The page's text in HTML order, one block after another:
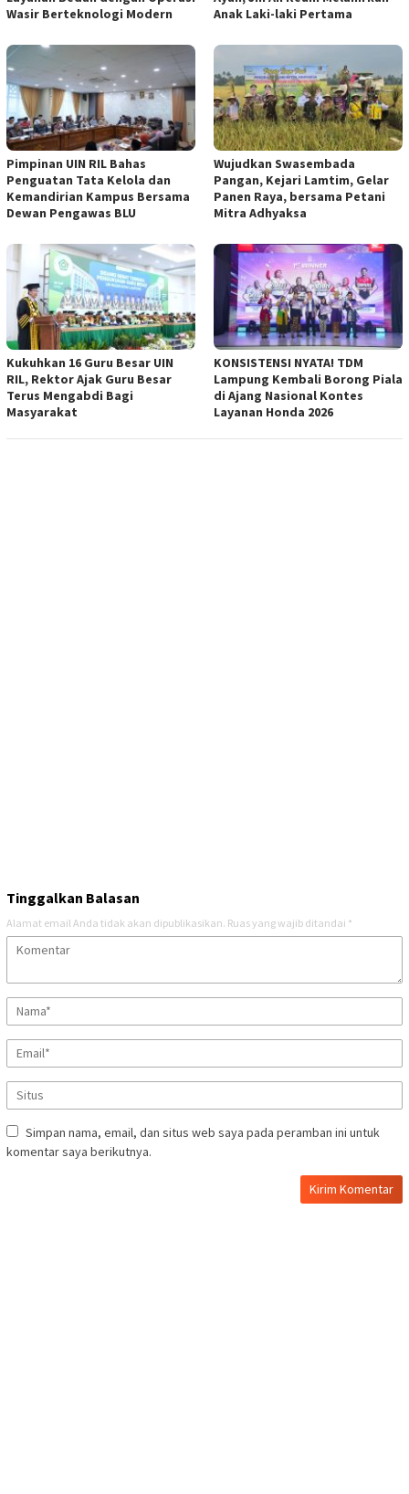
Wasir Berteknologi Modern
Anak Laki-laki Pertama
Pimpinan UIN RIL Bahas
Penguatan Tata Kelola dan
Kemandirian Kampus Bersama
Dewan Pengawas BLU
Wujudkan Swasembada
Pangan, Kejari Lamtim, Gelar
Panen Raya, bersama Petani
Mitra Adhyaksa
Kukuhkan 16 Guru Besar UIN
RIL, Rektor Ajak Guru Besar
Terus Mengabdi Bagi
Masyarakat
KONSISTENSI NYATA! TDM
Lampung Kembali Borong Piala
di Ajang Nasional Kontes
Layanan Honda 2026
Tinggalkan Balasan
Alamat email Anda tidak akan dipublikasikan. Ruas yang wajib ditandai *
Simpan nama, email, dan situs web saya pada peramban ini untuk
komentar saya berikutnya.